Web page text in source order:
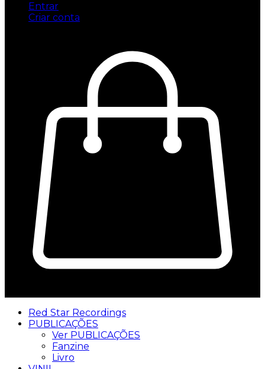
Entrar
Criar conta
Red Star Recordings
PUBLICAÇÕES
Ver PUBLICAÇÕES
Fanzine
Livro